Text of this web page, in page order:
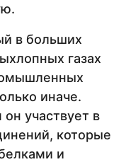
в больших
газах
иначе.
участвует в
которые
и